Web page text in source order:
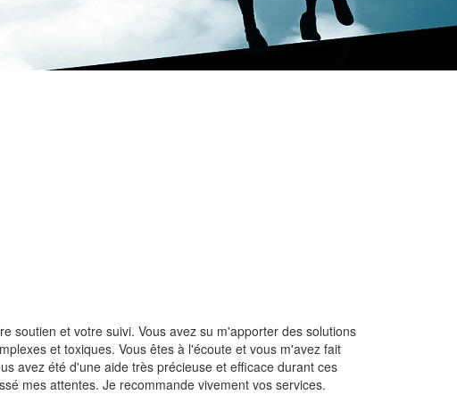
soutien et votre suivi. Vous avez su m'apporter des solutions
et toxiques. Vous êtes à l'écoute et vous m'avez fait
avez été d'une aide très précieuse et efficace durant ces
mes attentes. Je recommande vivement vos services.